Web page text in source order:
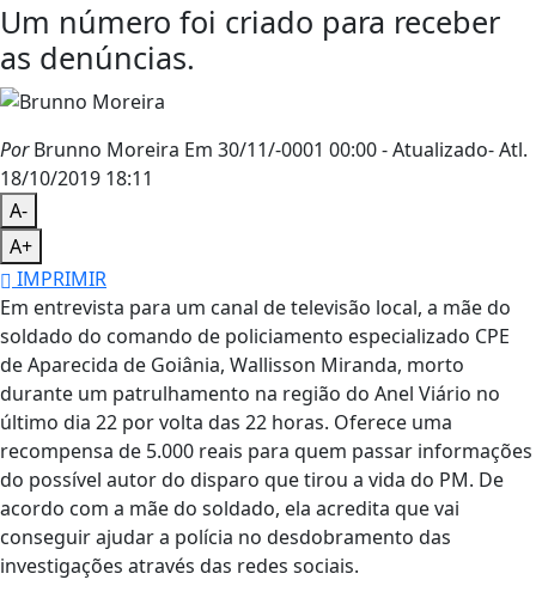
Um número foi criado para receber
as denúncias.
PorBrunno Moreira Em 30/11/-0001 00:00- Atualizado- Atl.
18/10/2019 18:11
A-
A+
IMPRIMIR
Em entrevista para um canal de televisão local, a mãe do
soldado do comando de policiamento especializado CPE
de Aparecida de Goiânia, Wallisson Miranda, morto
durante um patrulhamento na região do Anel Viário no
último dia 22 por volta das 22 horas. Oferece uma
recompensa de 5.000 reais para quem passar informações
do possível autor do disparo que tirou a vida do PM. De
acordo com a mãe do soldado, ela acredita que vai
conseguir ajudar a polícia no desdobramento das
investigações através das redes sociais.